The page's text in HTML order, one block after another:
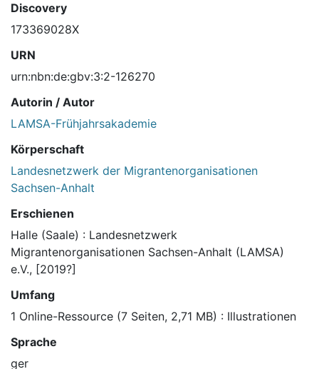
Discovery
173369028X
URN
urn:nbn:de:gbv:3:2-126270
Autorin / Autor
LAMSA-Frühjahrsakademie
Körperschaft
Landesnetzwerk der Migrantenorganisationen
Sachsen-Anhalt
Erschienen
Halle (Saale) : Landesnetzwerk
Migrantenorganisationen Sachsen-Anhalt (LAMSA)
e.V., [2019?]
Umfang
1 Online-Ressource (7 Seiten, 2,71 MB) : Illustrationen
Sprache
ger